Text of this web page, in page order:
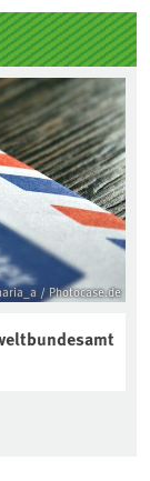
/ Photocase.de